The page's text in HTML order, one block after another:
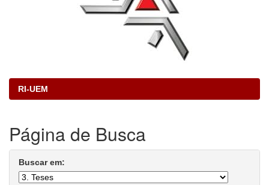
RI-UEM
Página de Busca
Buscar em: